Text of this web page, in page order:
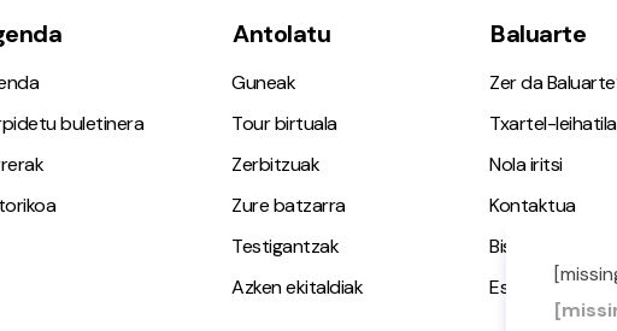
buletinera
Antolatu
Guneak
Tour birtuala
Zerbitzuak
Zure batzarra
Testigantzak
Azken ekitaldiak
Baluarte
Zer da
Txartel-leihatila
Nola iritsi
Kontaktua
Bisita gidatuak
Espazio